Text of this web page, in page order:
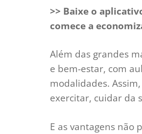
>> Baixe o
comece a
Além das grandes
e bem-estar, com
modalidades.
exercitar, cuidar da
E as vantagens